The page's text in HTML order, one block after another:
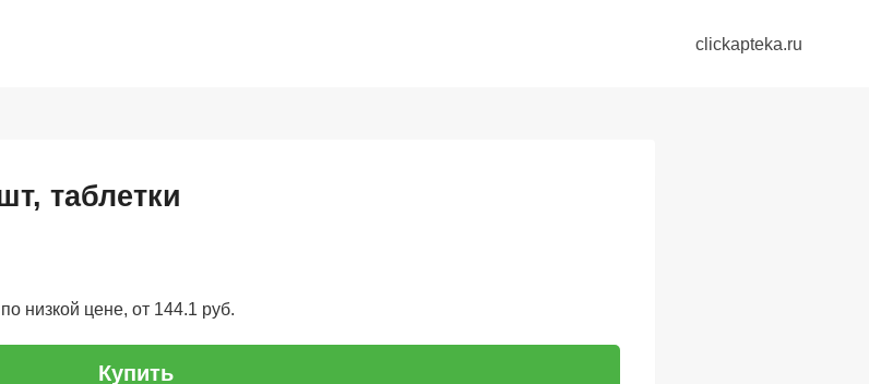
clickapteka.ru
таблетки
низкой цене, от 144.1 руб.
Купить